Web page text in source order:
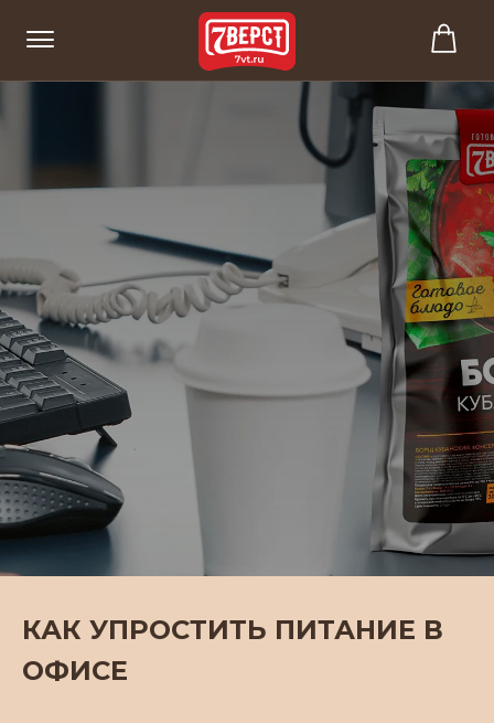
КАК УПРОСТИТЬ ПИТАНИЕ В
ОФИСЕ